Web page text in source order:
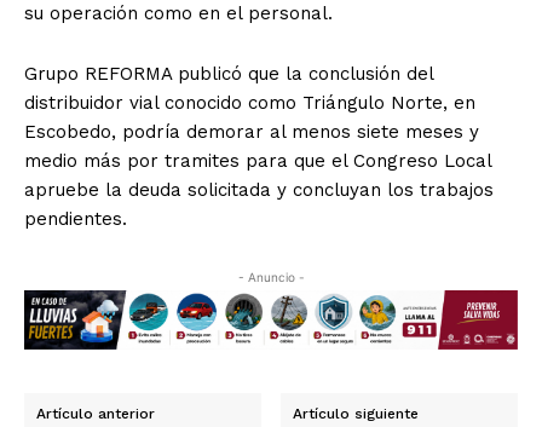
su operación como en el personal.
Grupo REFORMA publicó que la conclusión del
distribuidor vial conocido como Triángulo Norte, en
Escobedo, podría demorar al menos siete meses y
medio más por tramites para que el Congreso Local
apruebe la deuda solicitada y concluyan los trabajos
pendientes.
- Anuncio -
Artículo anterior Artículo siguiente